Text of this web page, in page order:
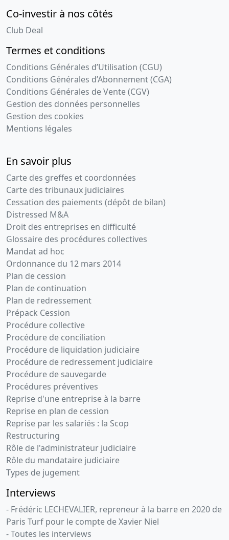
Co-investir à nos côtés
Club Deal
Termes et conditions
Conditions Générales d’Utilisation (CGU)
Conditions Générales d’Abonnement (CGA)
Conditions Générales de Vente (CGV)
Gestion des données personnelles
Gestion des cookies
Mentions légales
En savoir plus
Carte des greffes et coordonnées
Carte des tribunaux judiciaires
Cessation des paiements (dépôt de bilan)
Distressed M&A
Droit des entreprises en difficulté
Glossaire des procédures collectives
Mandat ad hoc
Ordonnance du 12 mars 2014
Plan de cession
Plan de continuation
Plan de redressement
Prépack Cession
Procédure collective
Procédure de conciliation
Procédure de liquidation judiciaire
Procédure de redressement judiciaire
Procédure de sauvegarde
Procédures préventives
Reprise d'une entreprise à la barre
Reprise en plan de cession
Reprise par les salariés : la Scop
Restructuring
Rôle de l'administrateur judiciaire
Rôle du mandataire judiciaire
Types de jugement
Interviews
- Frédéric LECHEVALIER, repreneur à la barre en 2020 de
Paris Turf pour le compte de Xavier Niel
- Toutes les interviews